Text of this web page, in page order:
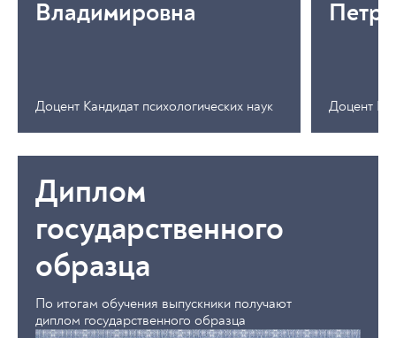
Владимировна
Доцент Кандидат психологических наук Доцент
Диплом
государственного
образца
По итогам обучения выпускники получают
диплом государственного образца